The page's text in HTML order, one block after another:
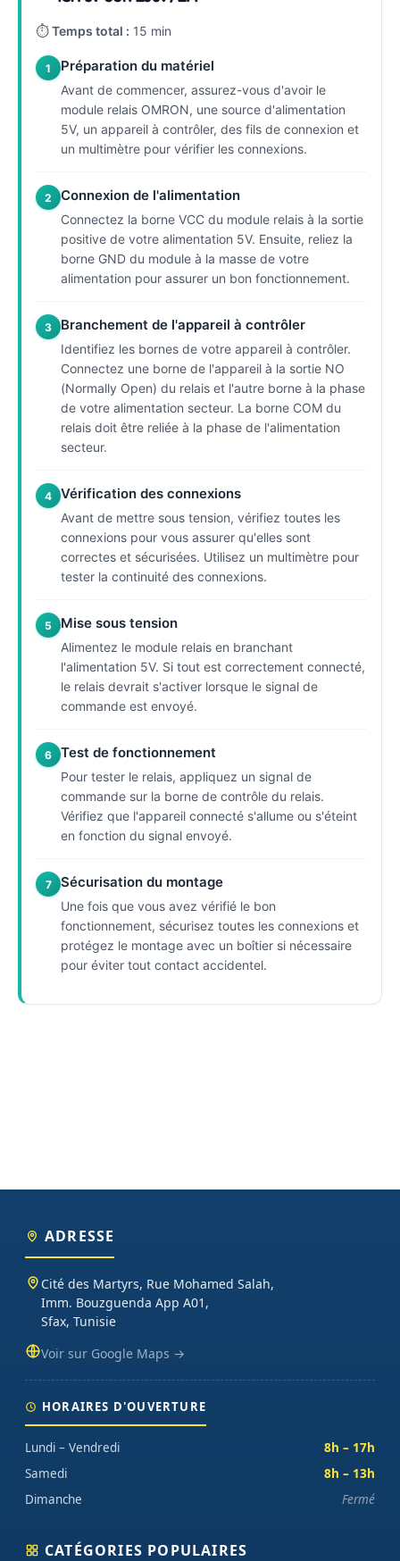
⏱Temps total : 15 min
1 Préparation du matériel
Avant de commencer, assurez-vous d'avoir le
module relais OMRON, une source d'alimentation
5V, un appareil à contrôler, des fils de connexion et
un multimètre pour vérifier les connexions.
2 Connexion de l'alimentation
Connectez la borne VCC du module relais à la sortie
positive de votre alimentation 5V. Ensuite, reliez la
borne GND du module à la masse de votre
alimentation pour assurer un bon fonctionnement.
3 Branchement de l'appareil à contrôler
Identifiez les bornes de votre appareil à contrôler.
Connectez une borne de l'appareil à la sortie NO
(Normally Open) du relais et l'autre borne à la phase
de votre alimentation secteur. La borne COM du
relais doit être reliée à la phase de l'alimentation
secteur.
4 Vérification des connexions
Avant de mettre sous tension, vérifiez toutes les
connexions pour vous assurer qu'elles sont
correctes et sécurisées. Utilisez un multimètre pour
tester la continuité des connexions.
5 Mise sous tension
Alimentez le module relais en branchant
l'alimentation 5V. Si tout est correctement connecté,
le relais devrait s'activer lorsque le signal de
commande est envoyé.
6 Test de fonctionnement
Pour tester le relais, appliquez un signal de
commande sur la borne de contrôle du relais.
Vérifiez que l'appareil connecté s'allume ou s'éteint
en fonction du signal envoyé.
7 Sécurisation du montage
Une fois que vous avez vérifié le bon
fonctionnement, sécurisez toutes les connexions et
protégez le montage avec un boîtier si nécessaire
pour éviter tout contact accidentel.
ADRESSE
Cité des Martyrs, Rue Mohamed Salah,
Imm. Bouzguenda App A01,
Sfax, Tunisie
Voir sur Google Maps →
HORAIRES D'OUVERTURE
Lundi – Vendredi
8h – 17h
Samedi
8h – 13h
Dimanche
Fermé
CATÉGORIES POPULAIRES